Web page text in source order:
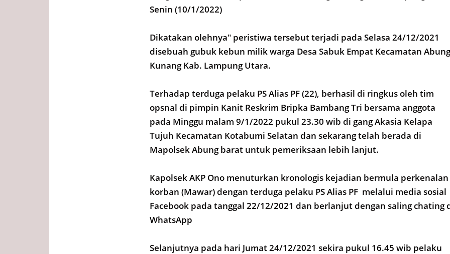
Senin (10/1/2022)
Dikatakan olehnya" peristiwa tersebut terjadi pada Selasa 24/12/2021
disebuah gubuk kebun milik warga Desa Sabuk Empat Kecamatan Abung
Kunang Kab. Lampung Utara.
Terhadap terduga pelaku PS Alias PF (22), berhasil di ringkus oleh tim
opsnal di pimpin Kanit Reskrim Bripka Bambang Tri bersama anggota
pada Minggu malam 9/1/2022 pukul 23.30 wib di gang Akasia Kelapa
Tujuh Kecamatan Kotabumi Selatan dan sekarang telah berada di
Mapolsek Abung barat untuk pemeriksaan lebih lanjut.
Kapolsek AKP Ono menuturkan kronologis kejadian bermula perkenalan
korban (Mawar) dengan terduga pelaku PS Alias PF melalui media sosial
Facebook pada tanggal 22/12/2021 dan berlanjut dengan saling chating
WhatsApp
Selanjutnya pada hari Jumat 24/12/2021 sekira pukul 16.45 wib pelaku